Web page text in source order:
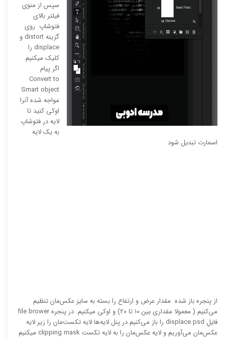
سپس از منوی
فیلتر بالای
فتوشاپ روی
گزینه distort و
displace را
کلیک میکنیم.
اگر پیام
Convert to
Smart object
مواجه شده آنرا
اوکی کنید تا
لایه در فتوشاپ
به یک لایه
اسمارت تبدیل شود
از پنجره باز شده مقدار عرض و ارتفاع را بسته به سایز عکس‌مان تنظیم
می‌کنیم ( معمولا مقداری بین ۱۰ تا ۲۰) و اوکی میکنیم. در پنجره file brower
فایلِ displace.psd را باز می‌کنیم.در پنل لایه‌ها لایه تکست‌مان را زیر لایه
عکس‌مان می‌آوریم و لایه عکس‌مان را به لایه تکست clipping mask میکنیم